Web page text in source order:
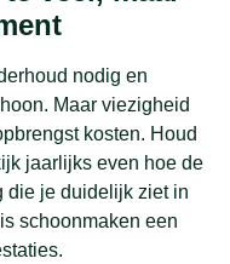
nodig en
Maar viezigheid
kosten. Houd
jaarlijks even hoe de
die je duidelijk ziet in
schoonmaken een